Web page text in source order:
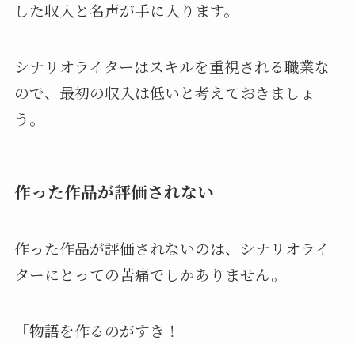
した収入と名声が手に入ります。
シナリオライターはスキルを重視される職業な
ので、最初の収入は低いと考えておきましょ
う。
作った作品が評価されない
作った作品が評価されないのは、シナリオライ
ターにとっての苦痛でしかありません。
「物語を作るのがすき！」